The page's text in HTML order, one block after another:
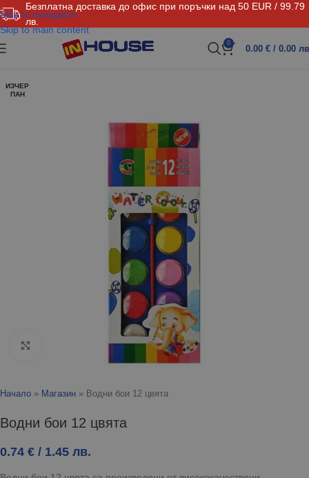
Безплатна доставка до офис при поръчки над 50 EUR / 99.79
лв.
Skip to navigation
Skip to main content
0
0.00 € / 0.00
ИЗЧЕР
ПАН
Начало » Магазин » Водни бои 12 цвята
Водни бои 12 цвята
0.74 € / 1.45 лв.